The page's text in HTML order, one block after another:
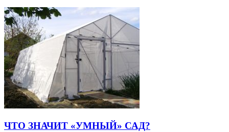
ЧТО ЗНАЧИТ «УМНЫЙ» САД?